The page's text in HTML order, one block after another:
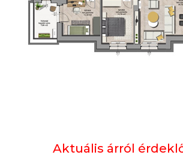
Aktuális árról